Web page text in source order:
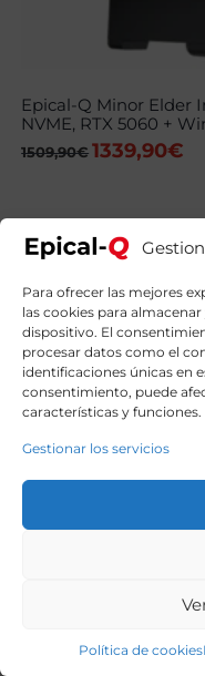
Para ofrecer las mejores
las cookies para
dispositivo. El
procesar datos como el
identificaciones únicas en
consentimiento, puede
características y funciones.
Gestionar los servicios
Política de cookies
Epical-Q Minor Elder
NVME, RTX 5060 +
1509,90€ El
1509,90€.
1339,90€